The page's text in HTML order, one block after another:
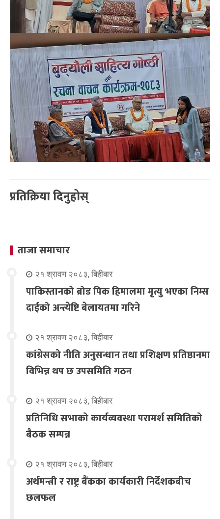
प्रतिक्रिया दिनुहोस्
ताजा समाचार
२१ श्रावण २०८३, बिहीबार
पाकिस्तानको ब्रोड पिक हिमालमा मृत्यु भएका निम्स
दाईको अन्त्येष्टि बेलायतमा गरिने
२१ श्रावण २०८३, बिहीबार
कांग्रेसको नीति अनुसन्धान तथा प्रशिक्षण प्रतिष्ठानमा
विभिन्न थप छ उपसमिति गठन
२१ श्रावण २०८३, बिहीबार
प्रतिनिधि सभाको कार्यव्यवस्था परामर्श समितिको
बैठक सम्पन्न
२१ श्रावण २०८३, बिहीबार
अर्थमन्त्री र राष्ट्र बैंकका कार्यकारी निर्देशकबीच
छलफल